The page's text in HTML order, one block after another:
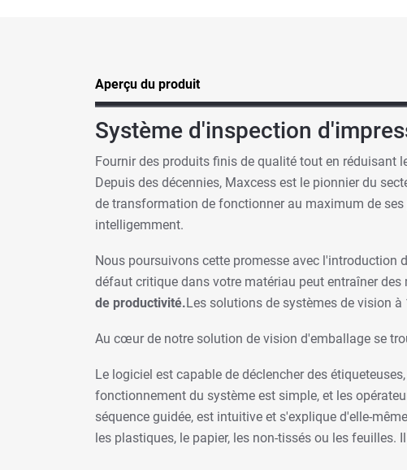
Aperçu du produit
Système d'inspection
Fournir des produits finis de qualité tout en réduisant
Depuis des décennies, Maxcess est le pionnier du
de transformation de fonctionner au maximum de ses
intelligemment.
Nous poursuivons cette promesse avec l'introduction
défaut critique dans votre matériau peut entraîner
de productivité.Les solutions de systèmes de vision
Au cœur de notre solution de vision d'emballage se
Le logiciel est capable de déclencher des
fonctionnement du système est simple, et les
séquence guidée, est intuitive et s'explique d'elle-
les plastiques, le papier, les non-tissés ou les